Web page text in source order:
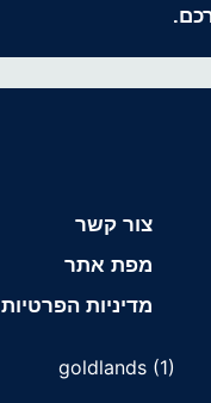
צור קשר
מפת אתר
מדיניות הפרטיות